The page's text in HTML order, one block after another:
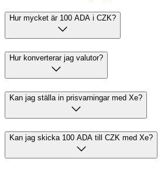
Hur mycket är 100 ADA i CZK?
Hur konverterar jag valutor?
Kan jag ställa in prisvarningar med Xe?
Kan jag skicka 100 ADA till CZK med Xe?